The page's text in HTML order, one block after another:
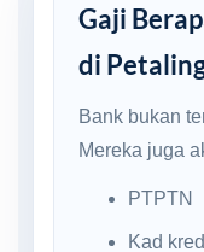
Gaji
di
Bank bukan
Mereka juga
PTPTN
Kad